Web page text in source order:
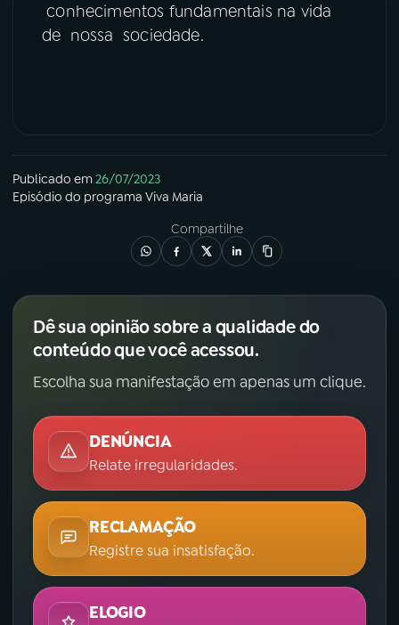
TikTok
conhecimentos fundamentais na vida
de nossa sociedade.
Publicado em26/07/2023
Episódio do programa Viva Maria
Compartilhe
Dê sua opinião sobre a qualidade do
conteúdo que você acessou.
Escolha sua manifestação em apenas um clique.
DENÚNCIA
Relate irregularidades.
RECLAMAÇÃO
Registre sua insatisfação.
ELOGIO